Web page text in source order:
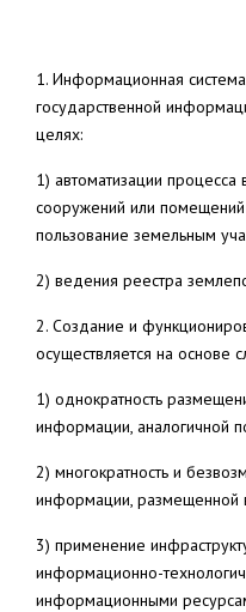
1. Информационная
государственной
целях:
1) автоматизации процесса
сооружений или помещений
пользование земельным
2) ведения реестра
2. Создание и
осуществляется на основе
1) однократность
информации, аналогичной
2) многократность и
информации, размещенной
3) применение
информационно-
информационными